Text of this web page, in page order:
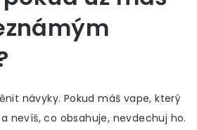
návyky. Pokud máš vape, který
nevíš, co obsahuje, nevdechuj ho.